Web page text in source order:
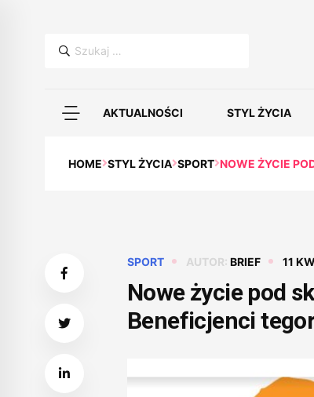
Szukaj:
AKTUALNOŚCI STYL ŻYCIA
HOME STYL ŻYCIA SPORT NOWE ŻYCIE
SPORT AUTOR: BRIEF 11
Nowe życie pod
Beneficjenci